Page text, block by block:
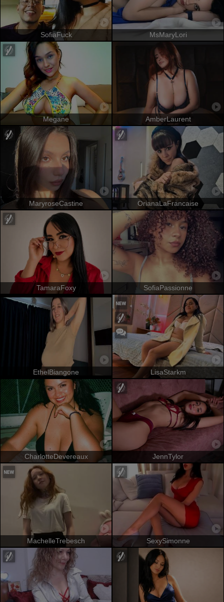
SofiaFuck MsMaryLori
Megane AmberLaurent
MaryroseCastine OrianaLaFrancaise
TamaraFoxy SofiaPassionne
EthelBiangone LisaStarkm
CharlotteDevereaux JennTylor
MachelleTrebesch SexySimonne